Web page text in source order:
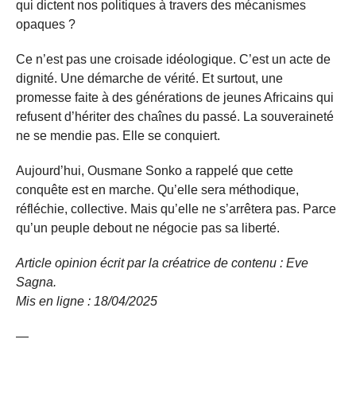
qui dictent nos politiques à travers des mécanismes
opaques ?
Ce n’est pas une croisade idéologique. C’est un acte de
dignité. Une démarche de vérité. Et surtout, une
promesse faite à des générations de jeunes Africains qui
refusent d’hériter des chaînes du passé. La souveraineté
ne se mendie pas. Elle se conquiert.
Aujourd’hui, Ousmane Sonko a rappelé que cette
conquête est en marche. Qu’elle sera méthodique,
réfléchie, collective. Mais qu’elle ne s’arrêtera pas. Parce
qu’un peuple debout ne négocie pas sa liberté.
Article opinion écrit par la créatrice de contenu : Eve
Sagna.
Mis en ligne : 18/04/2025
—